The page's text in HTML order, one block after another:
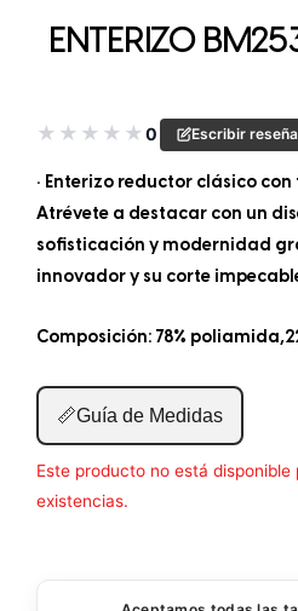
ENTERIZO
★ ★ ★ ★ ★0 Escribir reseña
• Enterizo reductor clásico
Atrévete a destacar con un
sofisticación y modernidad
innovador y su corte
Composición: 78%
📏Guía de Medidas
Este producto no está disponible
existencias.